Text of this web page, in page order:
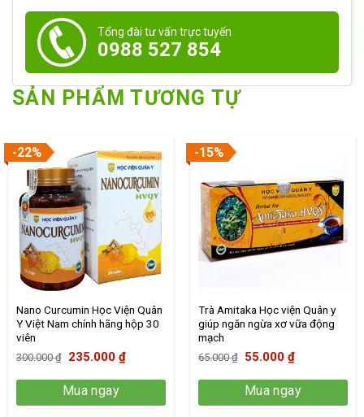
Tổng đài tư vấn trực tuyến
0988 527 854
SẢN PHẨM TƯƠNG TỰ
-22%
Nano Curcumin Học Viện Quân
Y Việt Nam chính hãng hộp 30
viên
300.000₫
Giá
là:
235.000 ₫Giá
Mua ngay
-15%
Trà Amitaka Học viện Quân y
giúp ngăn ngừa xơ vữa động
mạch
65.000₫
Giá
là:
55.000 ₫Giá
tại
Mua ngay